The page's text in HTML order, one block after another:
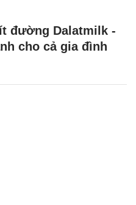
đường Dalatmilk -
cho cả gia đình